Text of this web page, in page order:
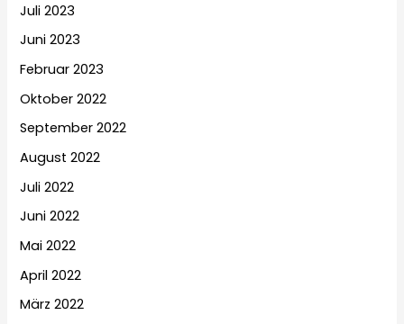
Juli 2023
Juni 2023
Februar 2023
Oktober 2022
September 2022
August 2022
Juli 2022
Juni 2022
Mai 2022
April 2022
März 2022